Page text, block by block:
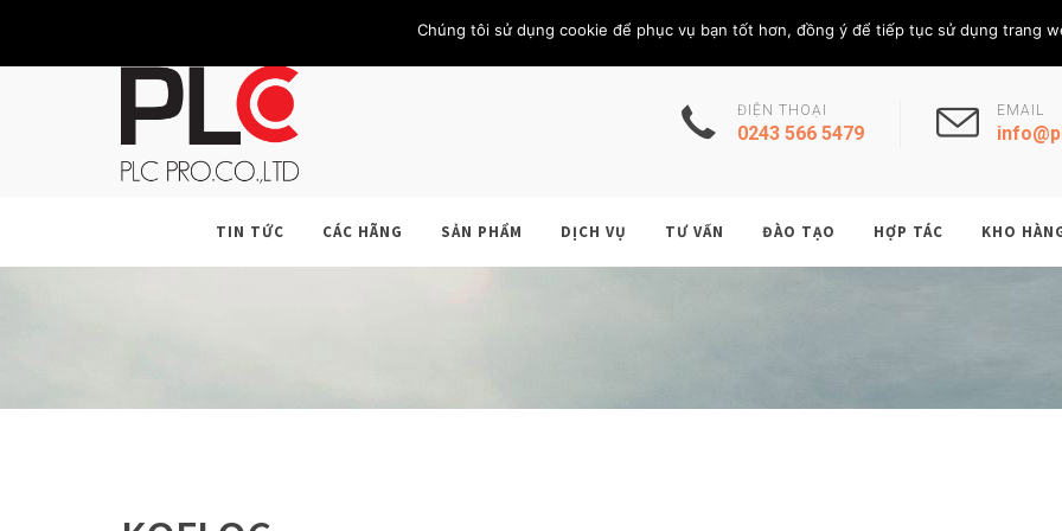
KHÁCH HÀNG LIÊN HỆ THÀNH VIÊN Thứ Năm, 6/8/
ĐIỆN THOẠI
0243 566 5479
EMAIL
TIN TỨC CÁC HÃNG SẢN PHẨM DỊCH VỤ TƯ VẤN ĐÀO TẠO HỢP TÁC KHO
Chúng tôi sử dụng cookie để phục vụ bạn tốt hơn, đồng ý để tiếp tục sử dụng trang